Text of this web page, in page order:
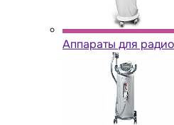
Аппараты для